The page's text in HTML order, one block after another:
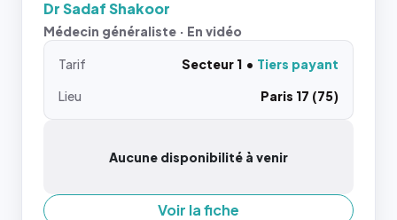
Dr Sadaf Shakoor
Médecin généraliste · En vidéo
Tarif Secteur 1
Tiers payant
Lieu
Paris 17 (75)
Aucune disponibilité à venir
Voir la fiche